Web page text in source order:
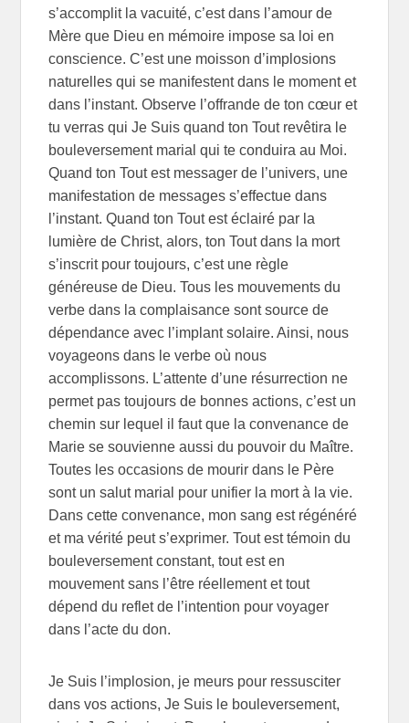
s’accomplit la vacuité, c’est dans l’amour de
Mère que Dieu en mémoire impose sa loi en
conscience. C’est une moisson d’implosions
naturelles qui se manifestent dans le moment et
dans l’instant. Observe l’offrande de ton cœur et
tu verras qui Je Suis quand ton Tout revêtira le
bouleversement marial qui te conduira au Moi.
Quand ton Tout est messager de l’univers, une
manifestation de messages s’effectue dans
l’instant. Quand ton Tout est éclairé par la
lumière de Christ, alors, ton Tout dans la mort
s’inscrit pour toujours, c’est une règle
généreuse de Dieu. Tous les mouvements du
verbe dans la complaisance sont source de
dépendance avec l’implant solaire. Ainsi, nous
voyageons dans le verbe où nous
accomplissons. L’attente d’une résurrection ne
permet pas toujours de bonnes actions, c’est un
chemin sur lequel il faut que la convenance de
Marie se souvienne aussi du pouvoir du Maître.
Toutes les occasions de mourir dans le Père
sont un salut marial pour unifier la mort à la vie.
Dans cette convenance, mon sang est régénéré
et ma vérité peut s’exprimer. Tout est témoin du
bouleversement constant, tout est en
mouvement sans l’être réellement et tout
dépend du reflet de l’intention pour voyager
dans l’acte du don.
Je Suis l’implosion, je meurs pour ressusciter
dans vos actions, Je Suis le bouleversement,